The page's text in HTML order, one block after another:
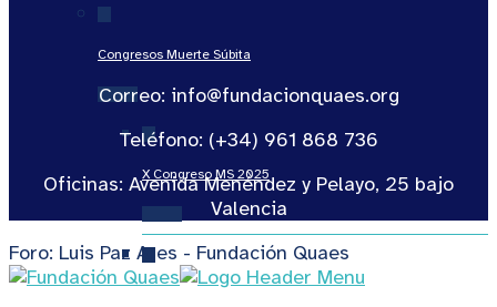
Congresos Muerte Súbita
X Congreso MS 2025
Correo: info@fundacionquaes.org
Teléfono: (+34) 961 868 736
Oficinas: Avenida Menéndez y Pelayo, 25 bajo
Valencia
Foro: Luis Paz Ares - Fundación Quaes